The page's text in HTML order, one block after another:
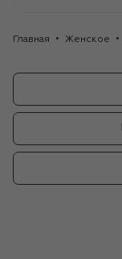
Главная Женское